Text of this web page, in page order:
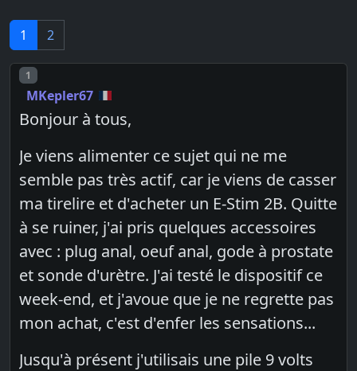
1 2
Post number
1
MKepler67
Bonjour à tous,
Je viens alimenter ce sujet qui ne me
semble pas très actif, car je viens de casser
ma tirelire et d'acheter un E-Stim 2B. Quitte
à se ruiner, j'ai pris quelques accessoires
avec : plug anal, oeuf anal, gode à prostate
et sonde d'urètre. J'ai testé le dispositif ce
week-end, et j'avoue que je ne regrette pas
mon achat, c'est d'enfer les sensations...
Jusqu'à présent j'utilisais une pile 9 volts